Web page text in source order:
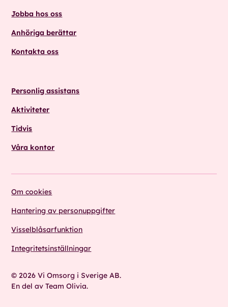
Jobba hos oss
Anhöriga berättar
Kontakta oss
Personlig assistans
Aktiviteter
Tidvis
Våra kontor
© 2026 Vi Omsorg i Sverige AB.
En del av Team Olivia.
Om cookies
Hantering av personuppgifter
Visselblåsarfunktion
Integritetsinställningar